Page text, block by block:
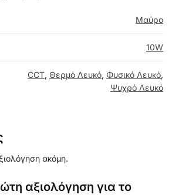
Μαύρο
10W
CCT, Θερμό Λευκό, Φυσικό Λευκό,
Ψυχρό Λευκό
ακόμη.
αξιολόγηση για το